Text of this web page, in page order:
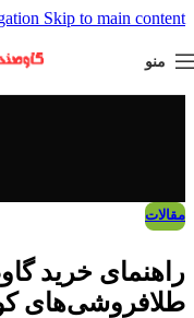
Skip to main content
منو
مقالات
راهنمای خرید
طلافروشی‌های